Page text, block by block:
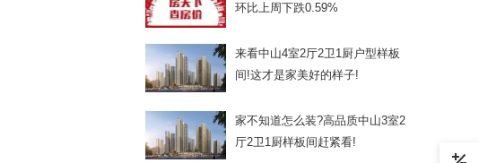
环比上周下跌0.59%
来看中山4室2厅2卫1厨户型样板
间!这才是家美好的样子!
家不知道怎么装?高品质中山3室2
厅2卫1厨样板间赶紧看!